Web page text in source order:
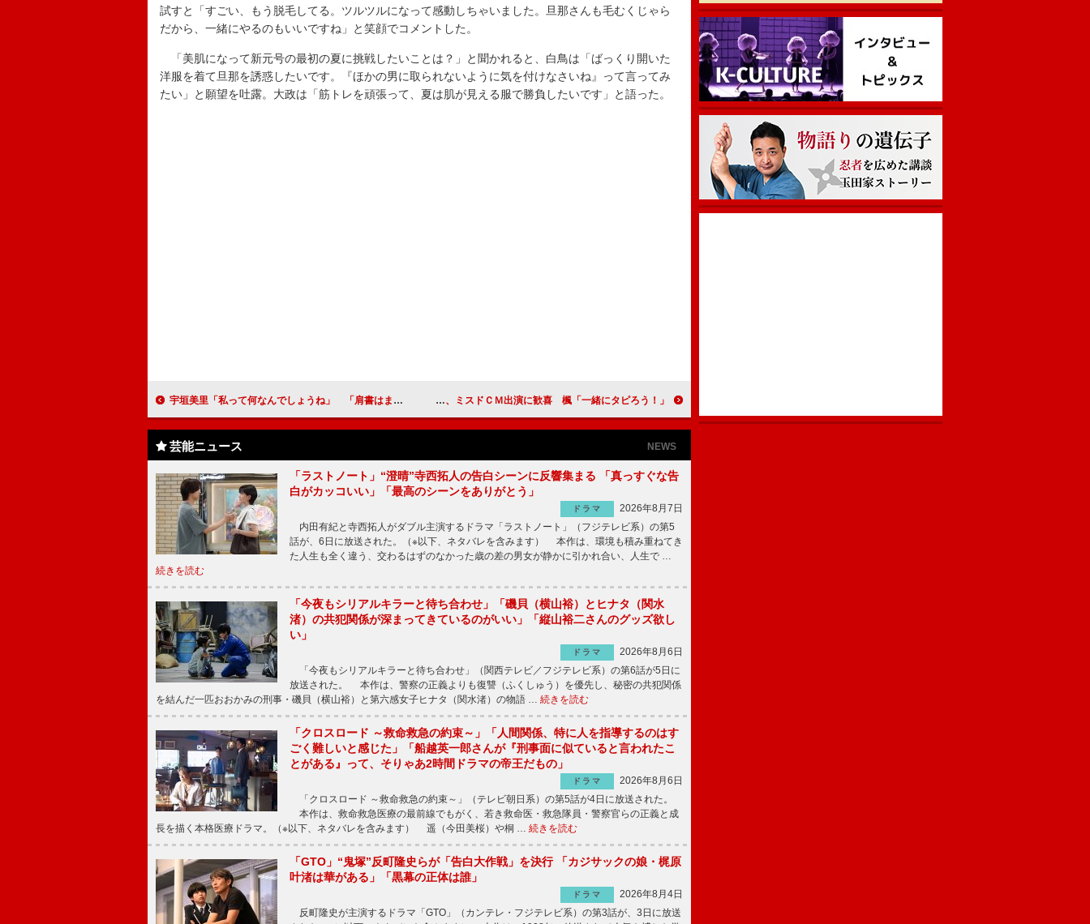
試すと「すごい、もう脱毛してる。ツルツルになって感動しちゃいました。旦那さんも毛むくじゃら
だから、一緒にやるのもいいですね」と笑顔でコメントした。
「美肌になって新元号の最初の夏に挑戦したいことは？」と聞かれると、白鳥は「ばっくり開いた
洋服を着て旦那を誘惑したいです。『ほかの男に取られないように気を付けなさいね』って言ってみ
たい」と願望を吐露。大政は「筋トレを頑張って、夏は肌が見える服で勝負したいです」と語った。
宇垣美里「私って何なんでしょうね」 「肩書はまだ決める段階でないのかな」 Ｅ－ｇｉｒｌｓ、ミスドＣＭ出演に歓喜 楓「一緒にタピろう！」
芸能ニュース NEWS
「ラストノート」“澄晴”寺西拓人の告白シーンに反響集まる 「真っすぐな告
白がカッコいい」「最高のシーンをありがとう」
ドラマ
2026年8月7日
内田有紀と寺西拓人がダブル主演するドラマ「ラストノート」（フジテレビ系）の第5
話が、6日に放送された。（※以下、ネタバレを含みます） 本作は、環境も積み重ねてき
た人生も全く違う、交わるはずのなかった歳の差の男女が静かに引かれ合い、人生で …
続きを読む
「今夜もシリアルキラーと待ち合わせ」「磯貝（横山裕）とヒナタ（関水
渚）の共犯関係が深まってきているのがいい」「縦山裕二さんのグッズ欲し
い」
ドラマ
2026年8月6日
「今夜もシリアルキラーと待ち合わせ」（関西テレビ／フジテレビ系）の第6話が5日に
放送された。 本作は、警察の正義よりも復讐（ふくしゅう）を優先し、秘密の共犯関係
を結んだ一匹おおかみの刑事・磯貝（横山裕）と第六感女子ヒナタ（関水渚）の物語 … 続きを読む
「クロスロード ～救命救急の約束～」「人間関係、特に人を指導するのはす
ごく難しいと感じた」「船越英一郎さんが『刑事面に似ていると言われたこ
とがある』って、そりゃあ2時間ドラマの帝王だもの」
ドラマ
2026年8月6日
「クロスロード ～救命救急の約束～」（テレビ朝日系）の第5話が4日に放送された。
本作は、救命救急医療の最前線でもがく、若き救命医・救急隊員・警察官らの正義と成
長を描く本格医療ドラマ。（※以下、ネタバレを含みます） 遥（今田美桜）や桐 … 続きを読む
「GTO」“鬼塚”反町隆史らが「告白大作戦」を決行 「カジサックの娘・梶原
叶渚は華がある」「黒幕の正体は誰」
ドラマ
2026年8月4日
反町隆史が主演するドラマ「GTO」（カンテレ・フジテレビ系）の第3話が、3日に放送